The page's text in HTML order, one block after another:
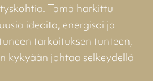
Tämä harkittu
ideoita, energisoi ja
tarkoituksen tunteen,
kykyään johtaa selkeydellä